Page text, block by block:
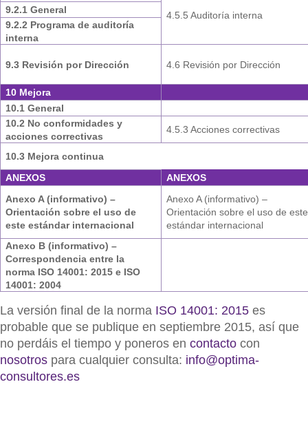
4.5.5 Auditoría interna
9.2.1 General
9.2.2 Programa de auditoría
interna
9.3 Revisión por Dirección 4.6 Revisión por Dirección
10 Mejora
10.1 General
10.2 No conformidades y
acciones correctivas
4.5.3 Acciones correctivas
10.3 Mejora continua
ANEXOS
ANEXOS
Anexo A (informativo) –
Orientación sobre el uso de
este estándar internacional
Anexo A (informativo) –
Orientación sobre el uso de este
estándar internacional
Anexo B (informativo) –
Correspondencia entre la
norma ISO 14001: 2015 e ISO
14001: 2004
La versión final de la norma ISO 14001: 2015 es
probable que se publique en septiembre 2015, así que
no perdáis el tiempo y poneros en contacto con
nosotros para cualquier consulta: info@optima-
consultores.es